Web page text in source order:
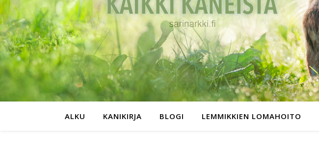
ALKU KANIKIRJA BLOGI LEMMIKKIEN LOMAHOITO